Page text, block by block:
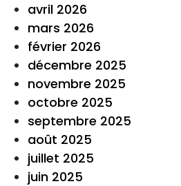
avril 2026
mars 2026
février 2026
décembre 2025
novembre 2025
octobre 2025
septembre 2025
août 2025
juillet 2025
juin 2025